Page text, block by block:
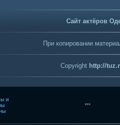
Сайт актёров
При копировании
Copyright http://
***